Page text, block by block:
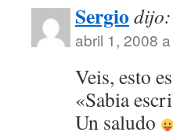
Sergio dijo:
abril 1, 2008
Veis, esto
«Sabia
Un saludo